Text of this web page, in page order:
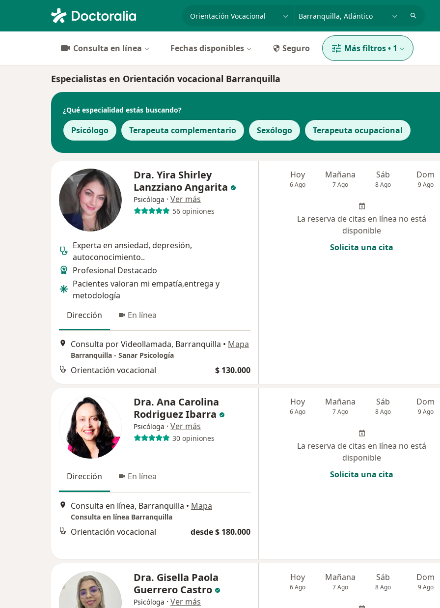
especialidad, enfermedad o nombre
Consulta en línea Fechas disponibles Seguro Más filtros• 1
Especialistas en Orientación vocacional Barranquilla
¿Qué especialidad estás buscando?
Psicólogo Terapeuta complementario Sexólogo Terapeuta ocupacional
Dra. Yira Shirley
Lanzziano Angarita
Psicóloga · Ver más
56 opiniones
Experta en ansiedad, depresión,
autoconocimiento..
Profesional Destacado
Pacientes valoran mi empatía,entrega y
metodología
Dirección
En línea
Consulta por Videollamada, Barranquilla • Mapa
Barranquilla - Sanar Psicología
Orientación vocacional $ 130.000
Hoy
6 Ago
Mañana
7 Ago
Sáb
8 Ago
Dom
9 Ago
La reserva de citas en línea no está
disponible
Solicita una cita
Dra. Ana Carolina
Rodriguez Ibarra
Psicóloga · Ver más
30 opiniones
Dirección En línea
Consulta en línea, Barranquilla • Mapa
Consulta en línea Barranquilla
Orientación vocacional desde $ 180.000
Hoy
6 Ago
Mañana
7 Ago
Sáb
8 Ago
Dom
9 Ago
La reserva de citas en línea no está
disponible
Solicita una cita
Dra. Gisella Paola
Guerrero Castro
Psicóloga · Ver más
Hoy
6 Ago
Mañana
7 Ago
Sáb
8 Ago
Dom
9 Ago